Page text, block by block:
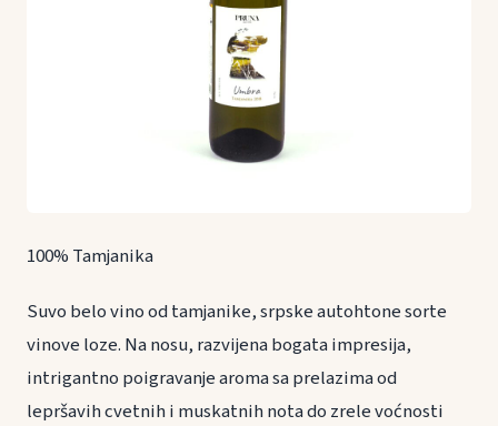
100% Tamjanika
Suvo belo vino od tamjanike, srpske autohtone sorte
vinove loze. Na nosu, razvijena bogata impresija,
intrigantno poigravanje aroma sa prelazima od
lepršavih cvetnih i muskatnih nota do zrele voćnosti